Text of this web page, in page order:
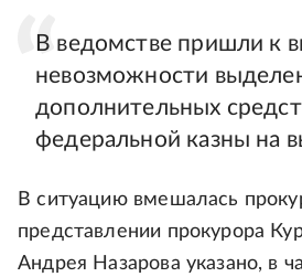
В ведомстве пришли к
невозможности
дополнительных
федеральной казны на
В ситуацию вмешалась
представлении прокурора
Андрея Назарова указано, в